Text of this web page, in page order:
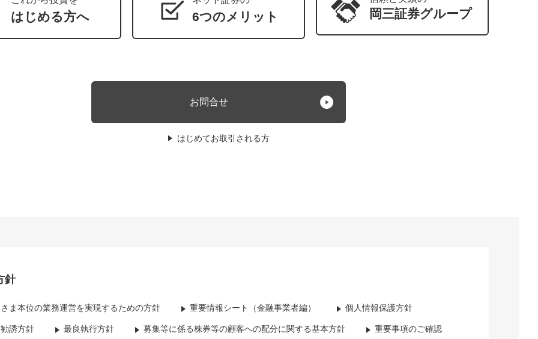
はじめる方へ 6つのメリット 岡三証券グループ
お問合せ
はじめてお取引される方
針
ま本位の業務運営を実現するための方針 重要情報シート（金融事業者編） 個人情報保護方針
誘方針 最良執行方針 募集等に係る株券等の顧客への配分に関する基本方針 重要事項のご確認